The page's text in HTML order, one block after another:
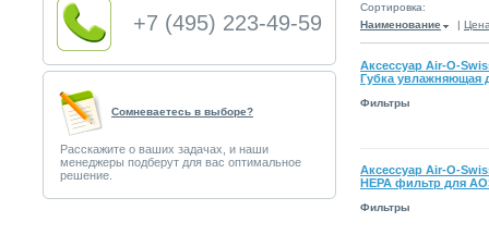
+7 (495) 223-49-59
Сомневаетесь в выборе?
Расскажите о ваших задачах, и наши
менеджеры подберут для вас оптимальное
решение.
Сортировка:
Наименование
|
Аксессуар Air-O-
Губка увлажняющая
Фильтры
Аксессуар Air-O-
HEPA фильтр для
Фильтры